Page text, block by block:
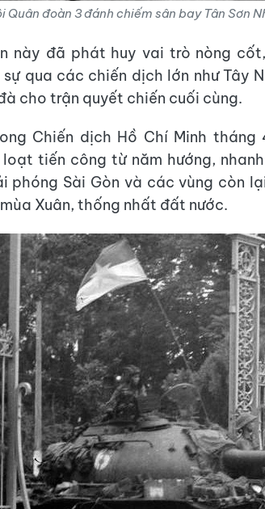
Quân đoàn 3 đánh chiếm sân bay Tân Sơn
này đã phát huy vai trò nòng
qua các chiến dịch lớn như Tây
cho trận quyết chiến cuối cùng.
Chiến dịch Hồ Chí Minh tháng
tiến công từ năm hướng,
phóng Sài Gòn và các vùng còn
Xuân, thống nhất đất nước.